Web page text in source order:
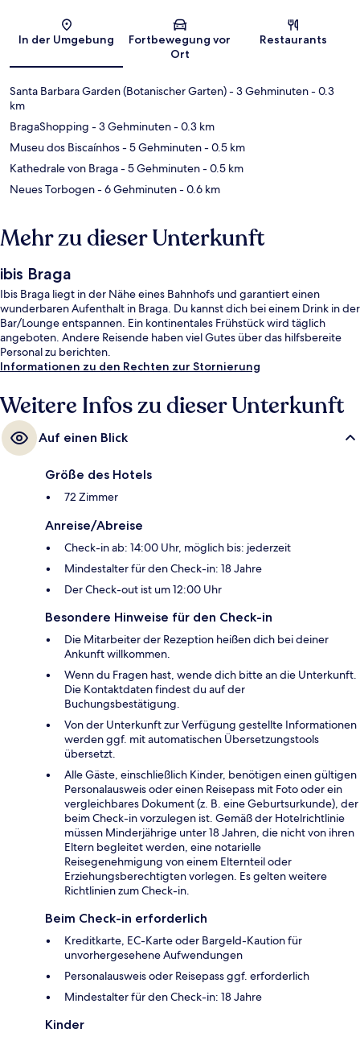
Karte
In der Umgebung
Fortbewegung vor
Ort
Restaurants
Santa Barbara Garden (Botanischer Garten)- 3 Gehminuten- 0.3
km
BragaShopping - 3 Gehminuten- 0.3 km
Museu dos Biscaínhos- 5 Gehminuten- 0.5 km
Kathedrale von Braga- 5 Gehminuten- 0.5 km
Neues Torbogen- 6 Gehminuten- 0.6 km
Mehr zu dieser Unterkunft
ibis Braga
Ibis Braga liegt in der Nähe eines Bahnhofs und garantiert einen
wunderbaren Aufenthalt in Braga. Du kannst dich bei einem Drink in der
Bar/Lounge entspannen. Ein kontinentales Frühstück wird täglich
angeboten. Andere Reisende haben viel Gutes über das hilfsbereite
Personal zu berichten.
Informationen zu den Rechten zur Stornierung
Weitere Infos zu dieser Unterkunft
Auf einen Blick
Größe des Hotels
72 Zimmer
Anreise/Abreise
Check-in ab: 14:00 Uhr, möglich bis: jederzeit
Mindestalter für den Check-in: 18 Jahre
Der Check-out ist um 12:00 Uhr
Besondere Hinweise für den Check-in
Die Mitarbeiter der Rezeption heißen dich bei deiner
Ankunft willkommen.
Wenn du Fragen hast, wende dich bitte an die Unterkunft.
Die Kontaktdaten findest du auf der
Buchungsbestätigung.
Von der Unterkunft zur Verfügung gestellte Informationen
werden ggf. mit automatischen Übersetzungstools
übersetzt.
Alle Gäste, einschließlich Kinder, benötigen einen gültigen
Personalausweis oder einen Reisepass mit Foto oder ein
vergleichbares Dokument (z. B. eine Geburtsurkunde), der
beim Check-in vorzulegen ist. Gemäß der Hotelrichtlinie
müssen Minderjährige unter 18 Jahren, die nicht von ihren
Eltern begleitet werden, eine notarielle
Reisegenehmigung von einem Elternteil oder
Erziehungsberechtigten vorlegen. Es gelten weitere
Richtlinien zum Check-in.
Beim Check-in erforderlich
Kreditkarte, EC-Karte oder Bargeld-Kaution für
unvorhergesehene Aufwendungen
Personalausweis oder Reisepass ggf. erforderlich
Mindestalter für den Check-in: 18 Jahre
Kinder